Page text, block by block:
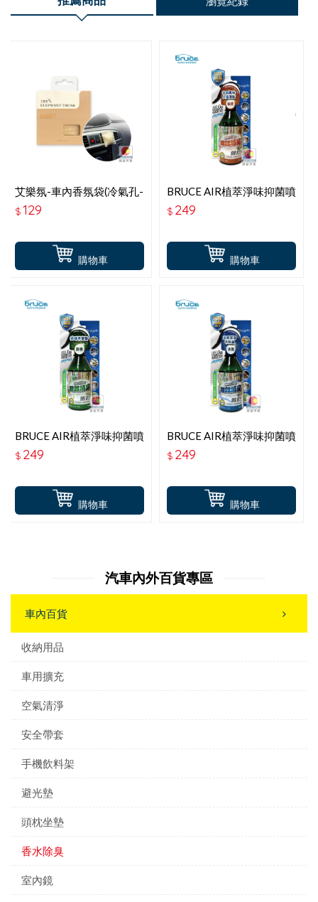
購物車
艾樂氛-車內香氛袋(冷氣孔-
室內吊掛2用)-雪松柚茶(柑
橘木質調) PW-801
$129
購物車
BRUCE AIR植萃淨味抑菌噴
霧-柚青
$ 249
購物車
BRUCE AIR植萃淨味抑菌噴
霧-無香
$ 249
購物車
BRUCE AIR植萃淨味抑菌噴
霧-沐風
$ 249
汽車內外百貨專區
車內百貨
收納用品
車用擴充
空氣清淨
安全帶套
手機飲料架
避光墊
頭枕坐墊
香水除臭
室內鏡